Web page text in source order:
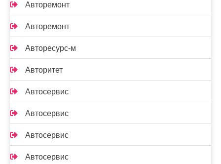
Авторемонт
Авторемонт
Авторесурс-м
Авторитет
Автосервис
Автосервис
Автосервис
Автосервис